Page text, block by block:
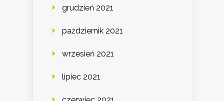
grudzień 2021
październik 2021
wrzesień 2021
lipiec 2021